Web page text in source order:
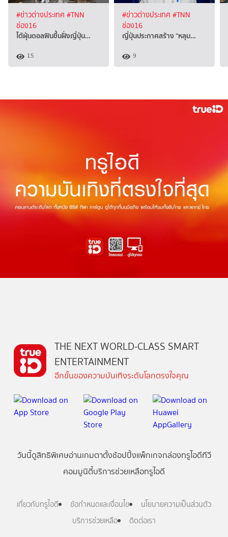
#ข่าวต่างประเทศ #TNN
ช่อง16
ไต้ฝุ่นดอลฟินขึ้นฝั่งญี่ปุ่น…
15
#ข่าวต่างประเทศ #TNN
ช่อง16
ญี่ปุ่นประกาศสร้าง “หลุม…
9
THE NEXT WORLD-CLASS SMART
ENTERTAINMENT
อีกขั้นของความบันเทิงระดับโลกตรงใจคุณ
วันนี้ดูสิทธิพิเศษอ่านเกมตาตั้งช้อปปิ้งแพ็กเกจกล่องทรูไอดีทีวี
คอมมูนิตี้บริการช่วยเหลือทรูไอดี
เกี่ยวกับทรูไอดี ข้อกำหนดและเงื่อนไข
นโยบายความเป็นส่วนตัว
บริการช่วยเหลือ
ติดต่อเรา